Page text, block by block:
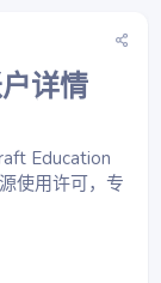
详情​
Education
使用许可，专